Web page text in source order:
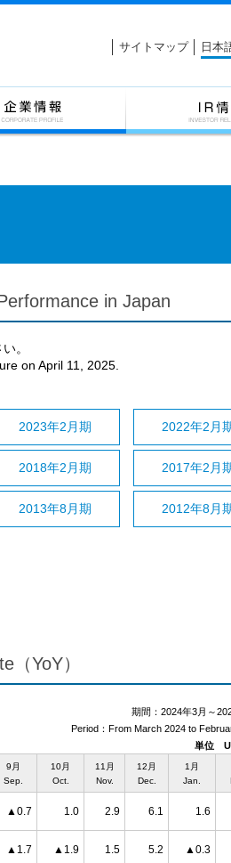
サイトマップ 日本
in Japan
。
on April 11, 2025.
2023年2月期 2022年2月
2018年2月期 2017年2月
2013年8月期 2012年8月
YoY）
期間：2024年3月～
Period：From March 2024 to
単位
9月
Sep.
10月
Oct.
11月
Nov.
12月
Dec.
1月
Jan.
▲0.7 1.0 2.9 6.1 1.6
▲1.7 ▲1.9 1.5 5.2 ▲0.3